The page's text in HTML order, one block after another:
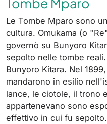
Le Tombe Mparo sono
cultura. Omukama (o
governò su Bunyoro
sepolto nelle tombe
Bunyoro Kitara. Nel
mandarono in esilio
lance, le ciotole, il trono
appartenevano sono
effettivo in cui fu